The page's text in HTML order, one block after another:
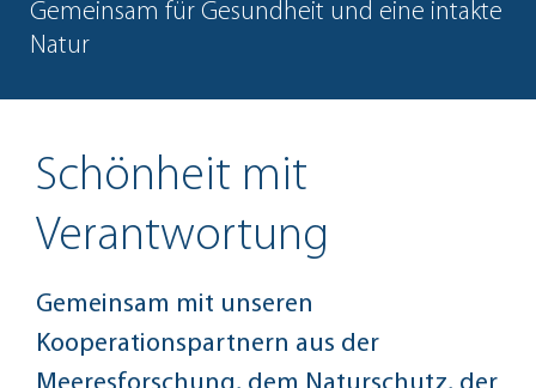
Gemeinsam für Gesundheit und eine intakte
Natur
Schönheit mit
Verantwortung
Gemeinsam mit unseren
Kooperationspartnern aus der